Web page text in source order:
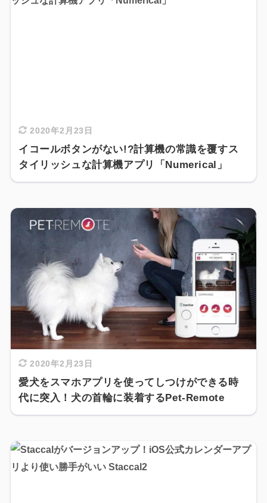
2020年2月23日
イコールボタンがない!?計算機の常識を覆すス
タイリッシュな計算機アプリ「Numerical」
2020年2月23日
愛犬をスマホアプリを使ってしつけができる時
代に突入！犬の首輪に装着するPet-Remote